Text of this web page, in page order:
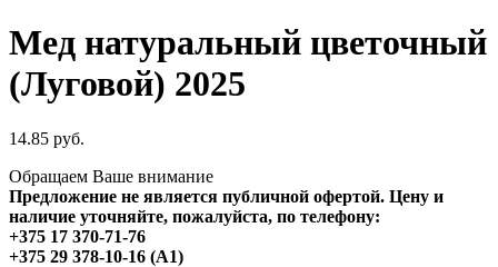
Мед натуральный цветочный
(Луговой) 2025
14.85 руб.
Обращаем Ваше внимание
Предложение не является публичной офертой. Цену и
наличие уточняйте, пожалуйста, по телефону:
+375 17 370-71-76
+375 29 378-10-16 (A1)